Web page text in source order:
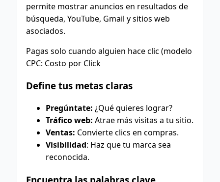
permite mostrar anuncios en resultados de
búsqueda, YouTube, Gmail y sitios web
asociados.
Pagas solo cuando alguien hace clic (modelo
CPC: Costo por Click
Define tus metas claras
Pregúntate: ¿Qué quieres lograr?
Tráfico web: Atrae más visitas a tu sitio.
Ventas: Convierte clics en compras.
Visibilidad: Haz que tu marca sea
reconocida.